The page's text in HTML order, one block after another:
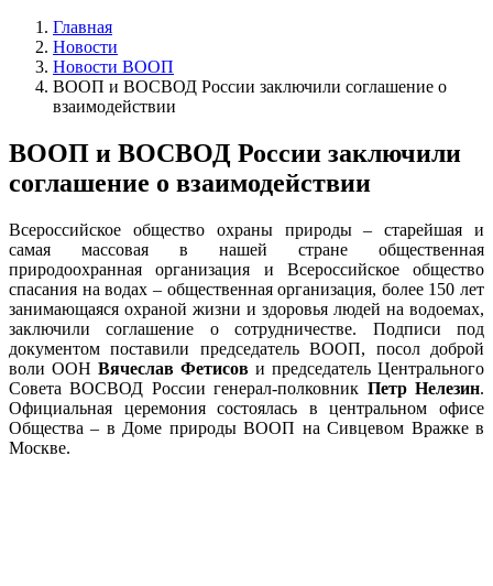
Главная
Новости
Новости ВООП
ВООП и ВОСВОД России заключили соглашение о
взаимодействии
ВООП и ВОСВОД России заключили
соглашение о взаимодействии
Всероссийское общество охраны природы – старейшая и
самая массовая в нашей стране общественная
природоохранная организация и Всероссийское общество
спасания на водах – общественная организация, более 150 лет
занимающаяся охраной жизни и здоровья людей на водоемах,
заключили соглашение о сотрудничестве. Подписи под
документом поставили председатель ВООП, посол доброй
воли ООН Вячеслав Фетисов и председатель Центрального
Совета ВОСВОД России генерал-полковник Петр Нелезин.
Официальная церемония состоялась в центральном офисе
Общества – в Доме природы ВООП на Сивцевом Вражке в
Москве.